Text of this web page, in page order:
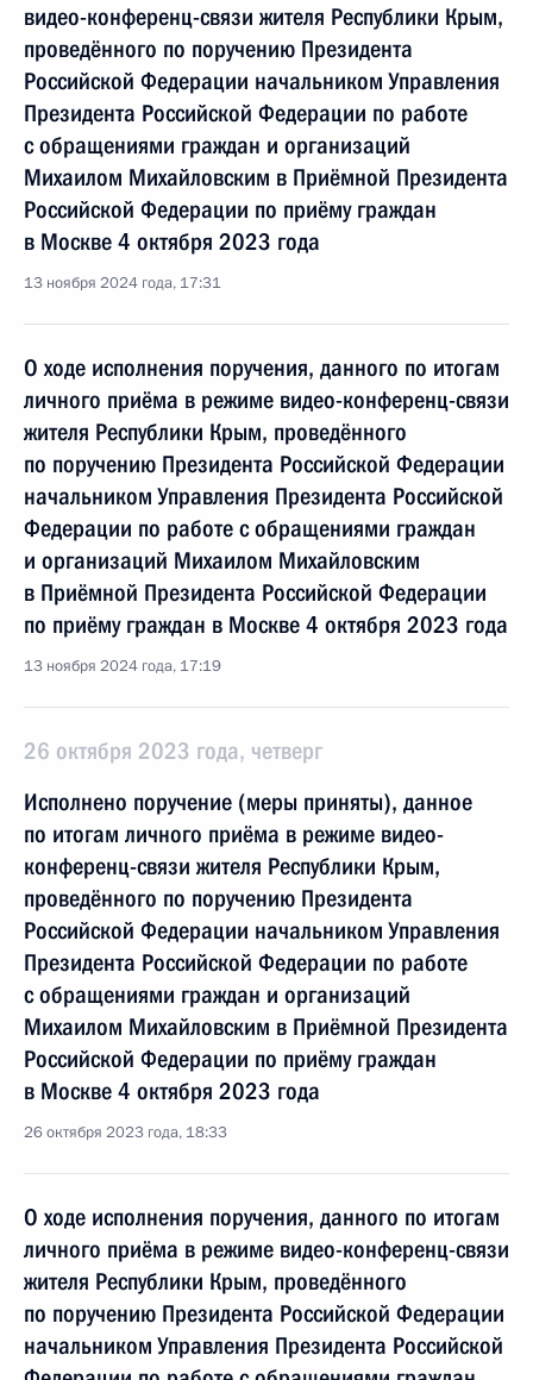
видео-конференц-связи жителя Республики Крым,
проведённого по поручению Президента
Российской Федерации начальником Управления
Президента Российской Федерации по работе
с обращениями граждан и организаций
Михаилом Михайловским в Приёмной Президента
Российской Федерации по приёму граждан
в Москве 4 октября 2023 года
13 ноября 2024 года, 17:31
О ходе исполнения поручения, данного по итогам
личного приёма в режиме видео-конференц-связи
жителя Республики Крым, проведённого
по поручению Президента Российской Федерации
начальником Управления Президента Российской
Федерации по работе с обращениями граждан
и организаций Михаилом Михайловским
в Приёмной Президента Российской Федерации
по приёму граждан в Москве 4 октября 2023 года
13 ноября 2024 года, 17:19
26 октября 2023 года, четверг
Исполнено поручение (меры приняты), данное
по итогам личного приёма в режиме видео-
конференц-связи жителя Республики Крым,
проведённого по поручению Президента
Российской Федерации начальником Управления
Президента Российской Федерации по работе
с обращениями граждан и организаций
Михаилом Михайловским в Приёмной Президента
Российской Федерации по приёму граждан
в Москве 4 октября 2023 года
26 октября 2023 года, 18:33
О ходе исполнения поручения, данного по итогам
личного приёма в режиме видео-конференц-связи
жителя Республики Крым, проведённого
по поручению Президента Российской Федерации
начальником Управления Президента Российской